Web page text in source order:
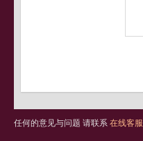
任何的意见与问题 请联系 在线客服